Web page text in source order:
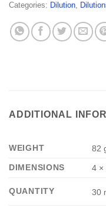
Categories: Dilution,
ADDITIONAL
WEIGHT
82
DIMENSIONS
4 ×
QUANTITY 30